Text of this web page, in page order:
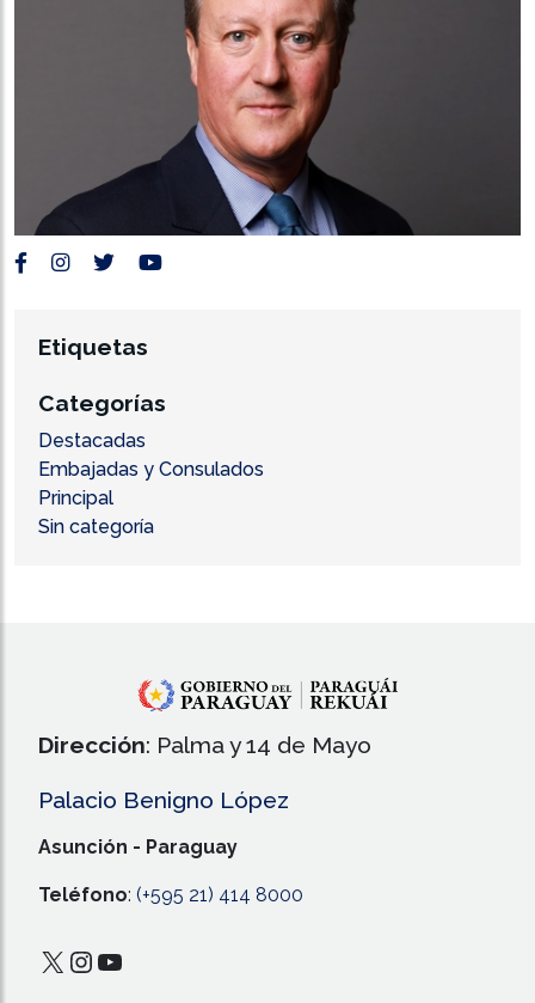
Etiquetas
Categorías
Destacadas
Embajadas y Consulados
Principal
Sin categoría
Dirección: Palma y 14 de Mayo
Palacio Benigno López
Asunción - Paraguay
Teléfono: (+595 21) 414 8000
X Instagram
YouTube